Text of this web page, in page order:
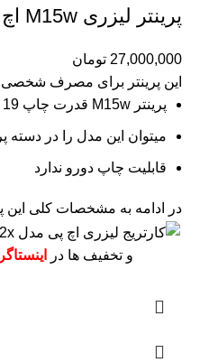
پرینتر لیزری M15w اچ پی
27,000,000 تومان
این پرینتر برای مصرف
پرینتر M15w قدرت چاپ 19 برگه در دقیقه را دارد
میتوان این مدل را در دسته
قابلیت چاپ دورو ندارد
در ادامه به مشخصات کلی این
و تخفیف ها در